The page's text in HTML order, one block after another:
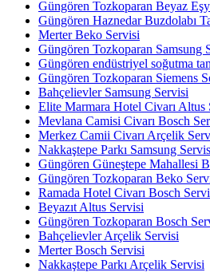
Güngören Tozkoparan Beyaz
Güngören Haznedar Buzdolabı
Merter Beko Servisi
Güngören Tozkoparan Samsung
Güngören endüstriyel soğutma
Güngören Tozkoparan Siemens
Bahçelievler Samsung Servisi
Elite Marmara Hotel Civarı Altus
Mevlana Camisi Civarı Bosch
Merkez Camii Civarı Arçelik
Nakkaştepe Parkı Samsung
Güngören Güneştepe Mahallesi
Güngören Tozkoparan Beko
Ramada Hotel Civarı Bosch
Beyazıt Altus Servisi
Güngören Tozkoparan Bosch
Bahçelievler Arçelik Servisi
Merter Bosch Servisi
Nakkaştepe Parkı Arçelik Servisi